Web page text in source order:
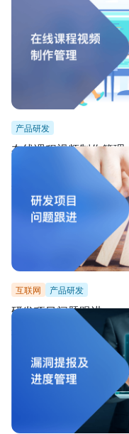
产品研发
在线课程视频制作管理
从教研内容制作到动画设计，
共享项目资源，团队成员无缝
互联网 产品研发
研发项目问题跟进
项目管理设置好筛选条件，可